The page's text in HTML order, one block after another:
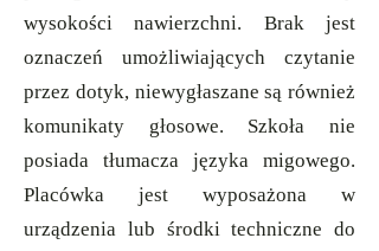
wysokości nawierzchni. Brak jest
oznaczeń umożliwiających czytanie
przez dotyk, niewygłaszane są również
komunikaty głosowe. Szkoła nie
posiada tłumacza języka migowego.
Placówka jest wyposażona w
urządzenia lub środki techniczne do